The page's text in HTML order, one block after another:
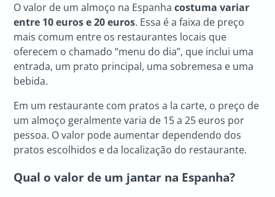
O valor de um almoço na Espanhacostuma variar
entre 10 euros e 20 euros. Essa é a faixa de preço
mais comum entre os restaurantes locais que
oferecem o chamado “menu do dia”, que inclui uma
entrada, um prato principal, uma sobremesa e uma
bebida.
Em um restaurante com pratos a la carte, o preço de
um almoço geralmente varia de 15 a 25 euros por
pessoa. O valor pode aumentar dependendo dos
pratos escolhidos e da localização do restaurante.
Qual o valor de um jantar na Espanha?